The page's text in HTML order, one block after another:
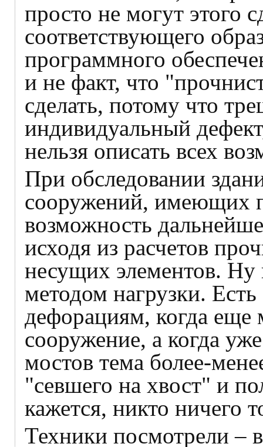
просто не могут этого
соответствующего
программного
и не факт, что
сделать, потому что
индивидуальный
нельзя описать всех
При обследовании
сооружений, имеющих
возможность
исходя из расчетов
несущих элементов.
методом нагрузки.
дефорациям, когда еще
сооружение, а когда
мостов тема более-
"севшего на хвост" и
кажется, никто ничего
Техники посмотрели –